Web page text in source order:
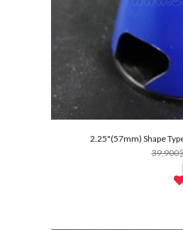
2.25"(57mm) Shape
39,900